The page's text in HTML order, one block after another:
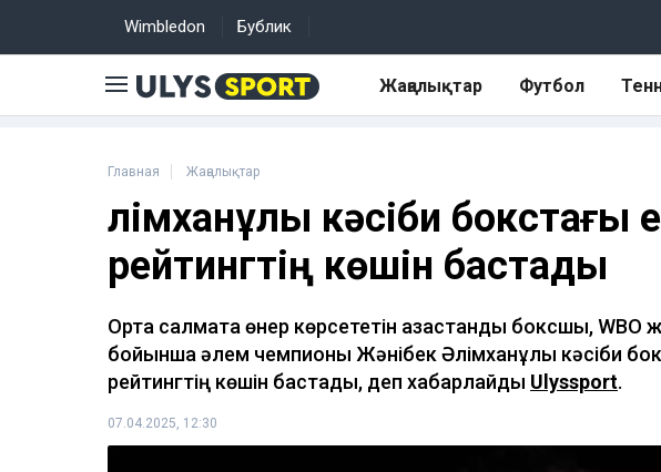
Wimbledon Бублик
Жаңалықтар Футбол
Главная Жаңалықтар
Әлімханұлы кәсіби бокстағы
рейтингтің көшін бастады
Орта салмақта өнер көрсететін қазақстандық боксшы,
бойынша әлем чемпионы Жәнібек Әлімханұлы кәсіби
рейтингтің көшін бастады, деп хабарлайды Ulyssport.
07.04.2025, 12:30